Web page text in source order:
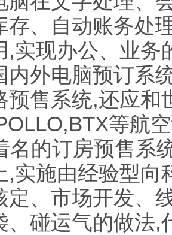
存、自动账务处
,实现办公、业务
内外电脑预订系
预售系统,还应和
等航
名的订房预售系
,实施由经验型向
定、市场开发、
、碰运气的做法,